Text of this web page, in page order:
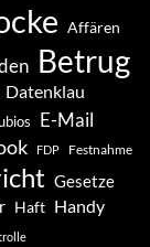
Affären
Betrug
Datenklau
E-Mail
FDP Festnahme
Gesetze
Haft Handy